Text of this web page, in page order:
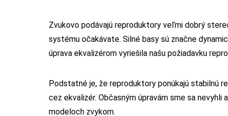
Zvukovo podávajú reproduktory veľmi dobrý
systému očakávate. Silné basy sú značne
úprava ekvalizérom vyriešila našu požiadavku
Podstatné je, že reproduktory ponúkajú stabilnú
cez ekvalizér. Občasným úpravám sme sa
modeloch zvykom.